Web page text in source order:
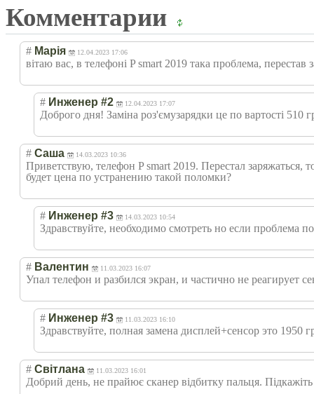
Комментарии
# Марія 12.04.2023 17:06
вітаю вас, в телефоні P smart 2019 така проблема,
# Инженер #2 12.04.2023 17:07
Доброго дня! Заміна роз'ємузарядки це по вартості 510
# Саша 14.03.2023 10:36
Приветствую, телефон P smart 2019. Перестал заряжаться,
будет цена по устранению такой поломки?
# Инженер #3 14.03.2023 10:54
Здравствуйте, необходимо смотреть но если проблема
# Валентин 11.03.2023 16:07
Упал телефон и разбился экран, и частично не реагирует
# Инженер #3 11.03.2023 16:10
Здравствуйте, полная замена дисплей+сенсор это 1950
# Світлана 11.03.2023 16:01
Добрий день, не прайює сканер відбитку пальця. Підкажіть